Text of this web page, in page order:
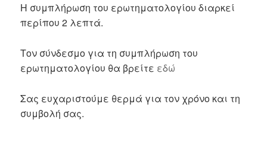
Η συμπλήρωση του ερωτηματολογίου διαρκεί
περίπου 2 λεπτά.
Τον σύνδεσμο για τη συμπλήρωση του
ερωτηματολογίου θα βρείτε εδώ
Σας ευχαριστούμε θερμά για τον χρόνο και τη
συμβολή σας.